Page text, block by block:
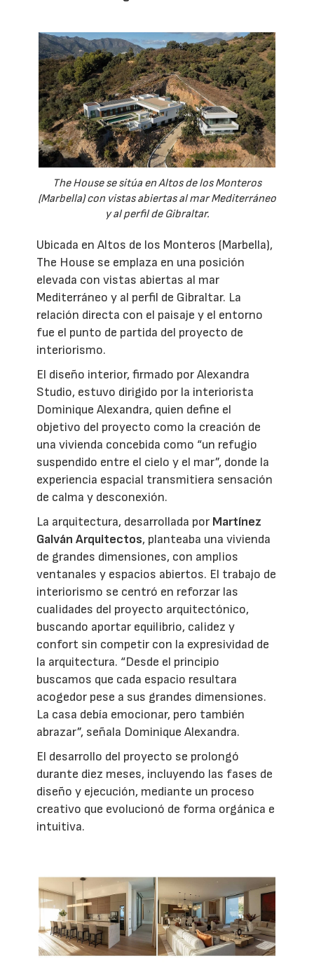
The House se sitúa en Altos de los Monteros
(Marbella) con vistas abiertas al mar Mediterráneo
y al perfil de Gibraltar.
Ubicada en Altos de los Monteros (Marbella),
The House se emplaza en una posición
elevada con vistas abiertas al mar
Mediterráneo y al perfil de Gibraltar. La
relación directa con el paisaje y el entorno
fue el punto de partida del proyecto de
interiorismo.
El diseño interior, firmado por Alexandra
Studio, estuvo dirigido por la interiorista
Dominique Alexandra, quien define el
objetivo del proyecto como la creación de
una vivienda concebida como “un refugio
suspendido entre el cielo y el mar”, donde la
experiencia espacial transmitiera sensación
de calma y desconexión.
La arquitectura, desarrollada por Martínez
Galván Arquitectos, planteaba una vivienda
de grandes dimensiones, con amplios
ventanales y espacios abiertos. El trabajo de
interiorismo se centró en reforzar las
cualidades del proyecto arquitectónico,
buscando aportar equilibrio, calidez y
confort sin competir con la expresividad de
la arquitectura. “Desde el principio
buscamos que cada espacio resultara
acogedor pese a sus grandes dimensiones.
La casa debía emocionar, pero también
abrazar”, señala Dominique Alexandra.
El desarrollo del proyecto se prolongó
durante diez meses, incluyendo las fases de
diseño y ejecución, mediante un proceso
creativo que evolucionó de forma orgánica e
intuitiva.